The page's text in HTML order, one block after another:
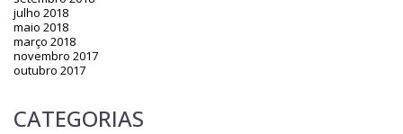
julho 2018
maio 2018
março 2018
novembro 2017
outubro 2017
CATEGORIAS